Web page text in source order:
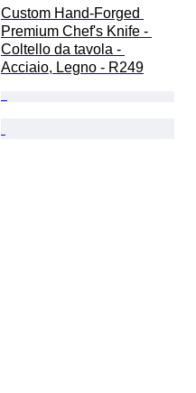
Custom Hand-Forged
Premium Chef's Knife -
Coltello da tavola -
Acciaio, Legno - R249